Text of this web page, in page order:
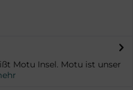
Motu Insel. Motu ist unser